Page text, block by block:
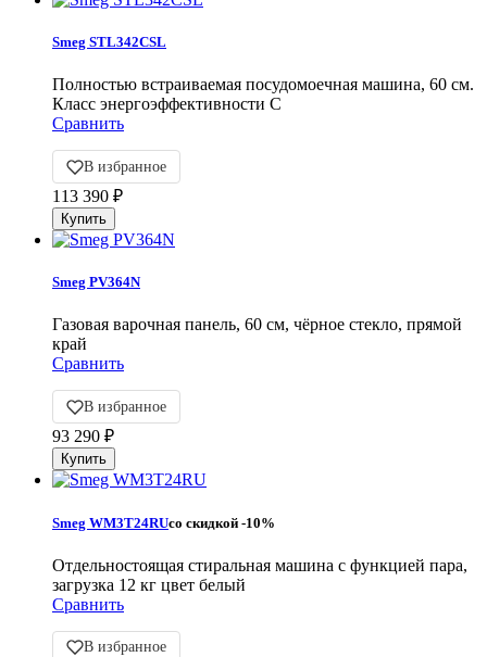
Smeg STL342CSL
Полностью встраиваемая посудомоечная машина, 60 см.
Класс энергоэффективности С
Сравнить
В избранное
113 390 ₽
Smeg PV364N
Газовая варочная панель, 60 см, чёрное стекло, прямой
край
Сравнить
В избранное
93 290 ₽
Smeg WM3T24RUсо скидкой -10%
Отдельностоящая стиральная машина с функцией пара,
загрузка 12 кг цвет белый
Сравнить
В избранное